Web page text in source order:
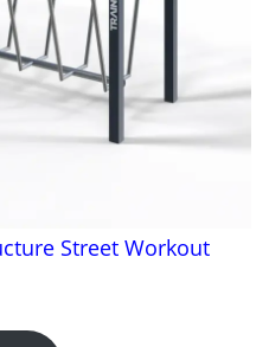
Street Workout